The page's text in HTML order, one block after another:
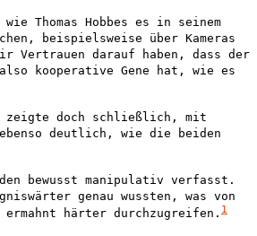
Thomas Hobbes es in seinem
beispielsweise über Kameras
Vertrauen darauf haben, dass der
kooperative Gene hat, wie es
zeigte doch schließlich, mit
deutlich, wie die beiden
bewusst manipulativ verfasst.
genau wussten, was von
härter durchzugreifen. 1